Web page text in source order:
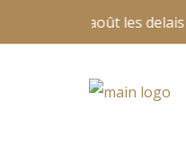
au 26 août les delais